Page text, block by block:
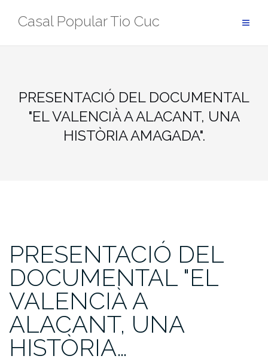
Casal Popular Tio Cuc
PRESENTACIÓ DEL DOCUMENTAL
"EL VALENCIÀ A ALACANT, UNA
HISTÒRIA AMAGADA".
PRESENTACIÓ DEL
DOCUMENTAL "EL
VALENCIÀ A
ALACANT, UNA
HISTÒRIA…